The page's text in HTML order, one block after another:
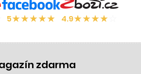
5★★★★★ 4.9★★★★
zdarma